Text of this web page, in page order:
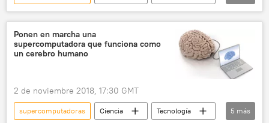
América del Norte
Internacional
Google
💢 Insólito
chip electrónico
Ponen en marcha una
supercomputadora que funciona como
un cerebro humano
2 de noviembre 2018, 17:30 GMT
supercomputadoras Ciencia
Tecnología
5 más